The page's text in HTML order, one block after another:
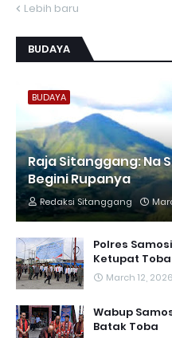
Lebih baru
BUDAYA
BUDAYA
Raja Sitanggang: Na
Begini Rupanya
Redaksi Sitanggang
Polres
Ketupat Toba
March 12, 2026
Wabup
Batak Toba